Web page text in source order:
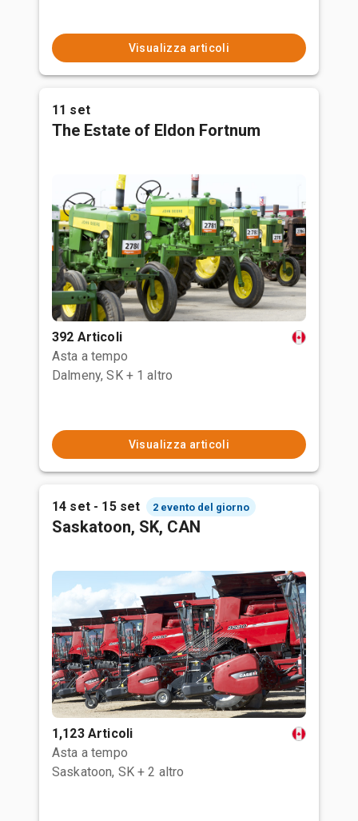
Visualizza articoli
11 set
The Estate of Eldon Fortnum
392 Articoli
Asta a tempo
Dalmeny, SK + 1 altro
Visualizza articoli
14 set - 15 set 2 evento del giorno
Saskatoon, SK, CAN
1,123 Articoli
Asta a tempo
Saskatoon, SK + 2 altro